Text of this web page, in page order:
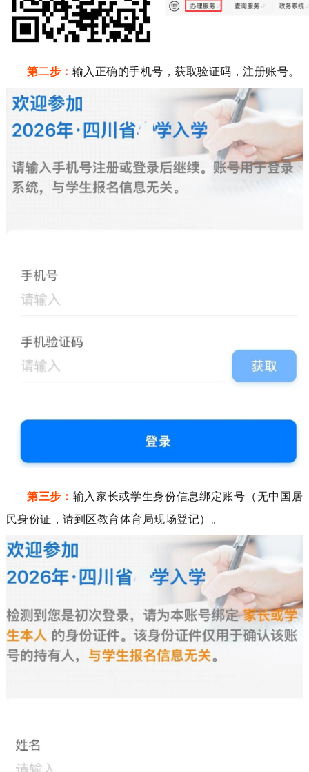
第二步： 输入正确的手机号，获取验证码，注册账号。
第三步： 输入家长或学生身份信息绑定账号（无中国居
民身份证，请到区教育体育局现场登记）。